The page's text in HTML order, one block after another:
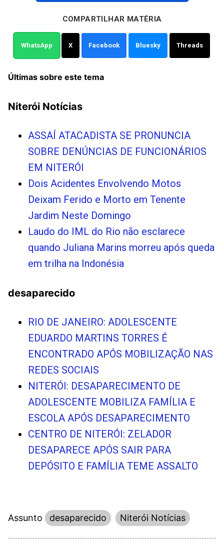
COMPARTILHAR MATÉRIA
WhatsApp X Facebook Bluesky Threads
Últimas sobre este tema
Niterói Notícias
ASSAÍ ATACADISTA SE PRONUNCIA
SOBRE DENÚNCIAS DE FUNCIONÁRIOS
EM NITERÓI
Dois Acidentes Envolvendo Motos
Deixam Ferido e Morto em Tenente
Jardim Neste Domingo
Laudo do IML do Rio não esclarece
quando Juliana Marins morreu após queda
em trilha na Indonésia
desaparecido
RIO DE JANEIRO: ADOLESCENTE
EDUARDO MARTINS TORRES É
ENCONTRADO APÓS MOBILIZAÇÃO NAS
REDES SOCIAIS
NITERÓI: DESAPARECIMENTO DE
ADOLESCENTE MOBILIZA FAMÍLIA E
ESCOLA APÓS DESAPARECIMENTO
CENTRO DE NITERÓI: ZELADOR
DESAPARECE APÓS SAIR PARA
DEPÓSITO E FAMÍLIA TEME ASSALTO
Assunto desaparecido Niterói Notícias